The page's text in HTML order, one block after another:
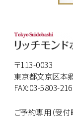
〒113-0033
東京都文京区本
FAX:03-5803-
ご予約専用（受